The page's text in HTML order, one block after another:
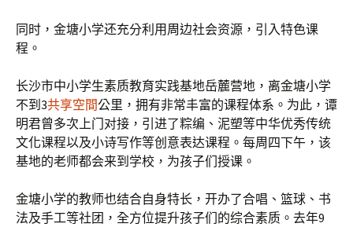
同时，金塘小学还充分利用周边社会资源，引入特色课
程。
长沙市中小学生素质教育实践基地岳麓营地，离金塘小学
不到3共享空間公里，拥有非常丰富的课程体系。为此，谭
明君曾多次上门对接，引进了粽编、泥塑等中华优秀传统
文化课程以及小诗写作等创意表达课程。每周四下午，该
基地的老师都会来到学校，为孩子们授课。
金塘小学的教师也结合自身特长，开办了合唱、篮球、书
法及手工等社团，全方位提升孩子们的综合素质。去年9